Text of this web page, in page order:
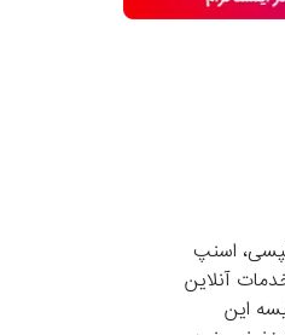
اسنپ
آنلاین
این